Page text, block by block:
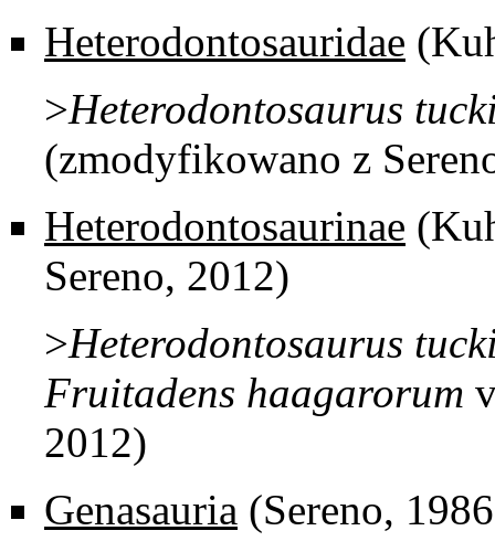
Heterodontosauridae
>Heterodontosaurus
(zmodyfikowano z
Heterodontosaurinae
Sereno, 2012)
>Heterodontosaurus
Fruitadens haagarorum
2012)
Genasauria (Sereno,